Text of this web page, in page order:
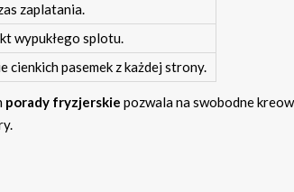
zaplatania.
wypukłego splotu.
cienkich pasemek z każdej strony.
porady fryzjerskie pozwala na swobodne